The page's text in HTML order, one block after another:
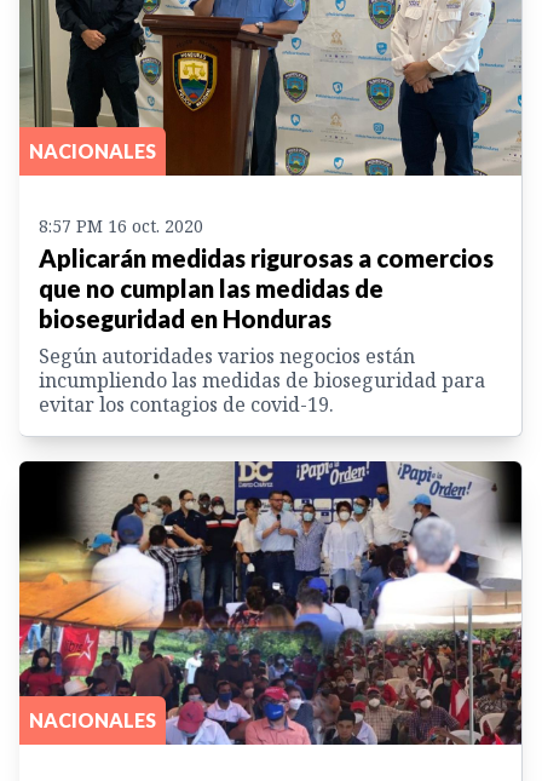
NACIONALES
8:57 PM 16 oct. 2020
Aplicarán medidas rigurosas a comercios
que no cumplan las medidas de
bioseguridad en Honduras
Según autoridades varios negocios están
incumpliendo las medidas de bioseguridad para
evitar los contagios de covid-19.
NACIONALES